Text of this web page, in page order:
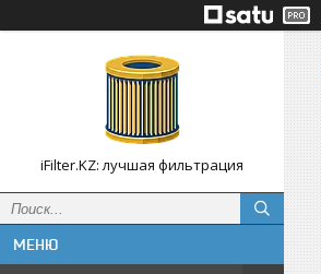
iFilter.KZ: лучшая фильтрация